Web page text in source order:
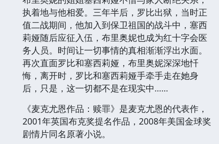
执着地与他相爱。三年半后，罗比出狱，当时正
值二战期间，他加入到保卫祖国的战斗中，塞西
莉娅随后应征入伍，布里奥妮也成为红十字会医
务人员。时间让一切事情的真相渐渐浮出水面。
再次直面罗比和塞西莉娅，布里奥妮深深地忏
悔，离开时，罗比和塞西莉娅手牵手走在她身
后，只是，这一切都不是在现实中……
《麦克尤恩作品：赎罪》是麦克尤恩的代表作，
2001年英国布克奖提名作品，2008年美国金球奖
剧情片同名原著小说。